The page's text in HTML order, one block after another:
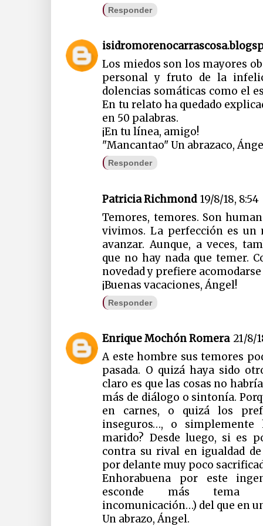
Responder
Los miedos son los mayores
personal y fruto de la
dolencias somáticas como el
En tu relato ha quedado
en 50 palabras.
¡En tu línea, amigo!
"Mancantao" Un abrazaco,
Responder
Patricia Richmond 19/8/18, 8:54
Temores, temores. Son
vivimos. La perfección es
avanzar. Aunque, a veces,
que no hay nada que temer.
novedad y prefiere
¡Buenas vacaciones, Ángel!
Responder
Enrique Mochón Romera 21/8/
A este hombre sus temores
pasada. O quizá haya sido
claro es que las cosas no
más de diálogo o sintonía.
en carnes, o quizá los
inseguros…, o simplemente
marido? Desde luego, si es
contra su rival en igualdad
por delante muy poco
Enhorabuena por este
esconde más tema
incomunicación…) del que en
Un abrazo, Ángel.